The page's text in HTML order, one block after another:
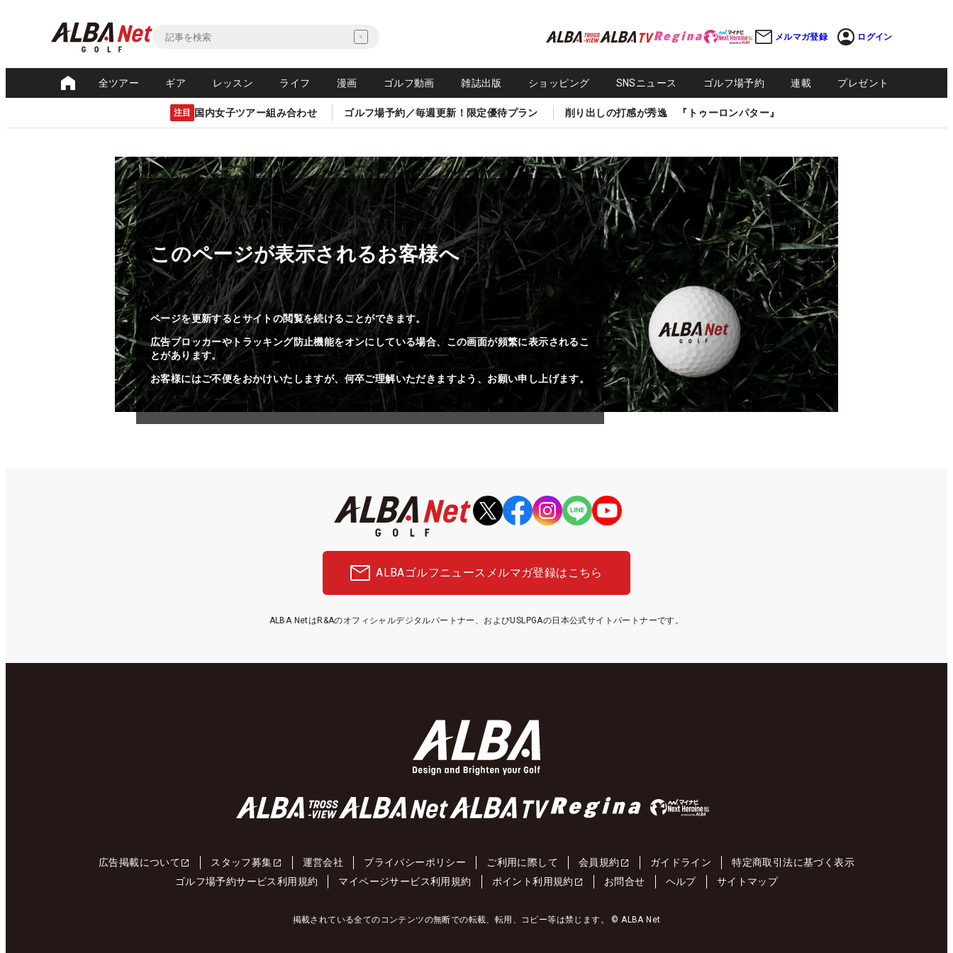
メルマガ登録 ログイン
全ツアー ギア レッスン ライフ 漫画 ゴルフ動画 雑誌出版 ショッピング SNSニュース ゴルフ場予約 連載 プレゼント
注目 国内女子ツアー組み合わせ ゴルフ場予約／毎週更新！限定優待プラン 削り出しの打感が秀逸 『トゥーロンパター』
このページが表示されるお客様へ
ページを更新するとサイトの閲覧を続けることができます。
広告ブロッカーやトラッキング防止機能をオンにしている場合、この画面が頻繁に表示されるこ
とがあります。
お客様にはご不便をおかけいたしますが、何卒ご理解いただきますよう、お願い申し上げます。
ALBAゴルフニュース メルマガ登録はこちら
ALBA NetはR&Aのオフィシャルデジタルパートナー、およびUSLPGAの日本公式サイトパートナーです。
広告掲載について スタッフ募集 運営会社 プライバシーポリシー ご利用に際して 会員規約 ガイドライン
特定商取引法に基づく表示
ゴルフ場予約サービス利用規約
マイページサービス利用規約 ポイント利用規約 お問合せ ヘルプ サイトマップ
掲載されている全てのコンテンツの無断での転載、転用、コピー等は禁じます。 © ALBA Net